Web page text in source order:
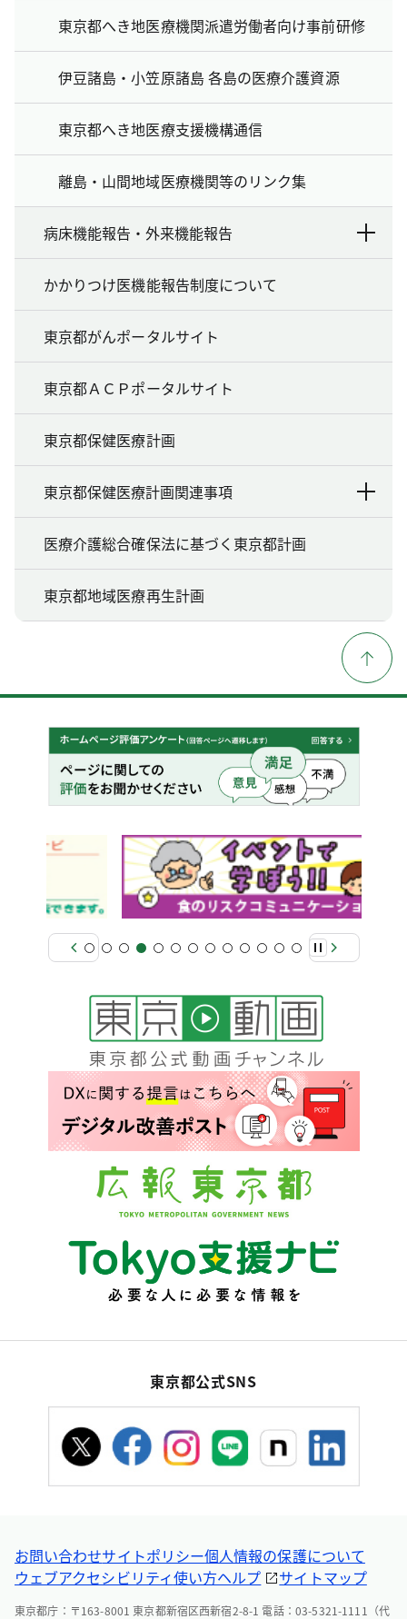
東京都へき地医療機関派遣労働者向け事前研修
伊豆諸島・小笠原諸島 各島の医療介護資源
東京都へき地医療支援機構通信
離島・山間地域医療機関等のリンク集
病床機能報告・外来機能報告
かかりつけ医機能報告制度について
東京都がんポータルサイト
東京都ＡＣＰポータルサイト
東京都保健医療計画
東京都保健医療計画関連事項
医療介護総合確保法に基づく東京都計画
東京都地域医療再生計画
東京都公式SNS
お問い合わせサイトポリシー個人情報の保護について
ウェブアクセシビリティ使い方ヘルプ サイトマップ
東京都庁：〒163-8001 東京都新宿区西新宿2-8-1 電話：03-5321-1111（代